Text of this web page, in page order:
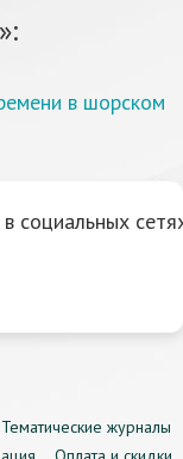
в шорском
социальных
Тематические журналы